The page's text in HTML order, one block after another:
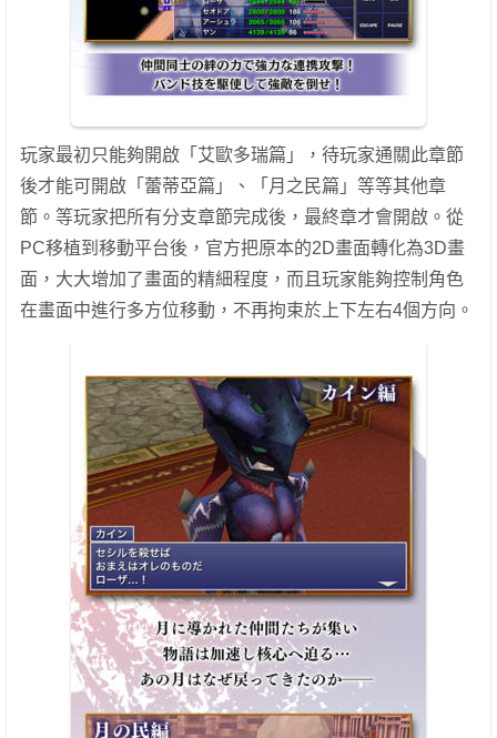
玩家最初只能夠開啟「艾歐多瑞篇」，待玩家通關此章節
後才能可開啟「蕾蒂亞篇」、「月之民篇」等等其他章
節。等玩家把所有分支章節完成後，最終章才會開啟。從
PC移植到移動平台後，官方把原本的2D畫面轉化為3D畫
面，大大增加了畫面的精細程度，而且玩家能夠控制角色
在畫面中進行多方位移動，不再拘束於上下左右4個方向。